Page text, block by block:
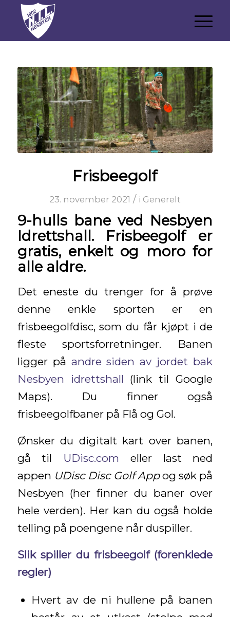
Frisbeegolf
23. november 2021 / i Generelt
9-hulls bane ved Nesbyen
Idrettshall. Frisbeegolf er
gratis, enkelt og moro for
alle aldre.
Det eneste du trenger for å prøve
denne enkle sporten er en
frisbeegolfdisc, som du får kjøpt i de
fleste sportsforretninger. Banen
ligger på andre siden av jordet bak
Nesbyen idrettshall (link til Google
Maps). Du finner også
frisbeegolfbaner på Flå og Gol.
Ønsker du digitalt kart over banen,
gå til UDisc.com eller last ned
appen UDisc Disc Golf Appog søk på
Nesbyen (her finner du baner over
hele verden). Her kan du også holde
telling på poengene når duspiller.
Slik spiller du frisbeegolf (forenklede
regler)
Hvert av de ni hullene på banen